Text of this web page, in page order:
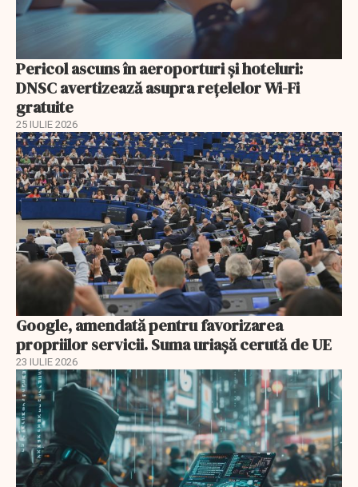
Pericol ascuns în aeroporturi și hoteluri:
DNSC avertizează asupra rețelelor Wi-Fi
gratuite
25 IULIE 2026
Google, amendată pentru favorizarea
propriilor servicii. Suma uriașă cerută de UE
23 IULIE 2026